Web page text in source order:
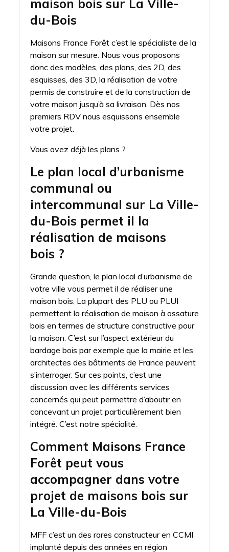
maison bois sur La Ville-
du-Bois
Maisons France Forêt c’est le spécialiste de la
maison sur mesure. Nous vous proposons
donc des modèles, des plans, des 2D, des
esquisses, des 3D, la réalisation de votre
permis de construire et de la construction de
votre maison jusqu’à sa livraison. Dès nos
premiers RDV nous esquissons ensemble
votre projet.
Vous avez déjà les plans ?
Le plan local d’urbanisme
communal ou
intercommunal sur La Ville-
du-Bois permet il la
réalisation de maisons
bois ?
Grande question, le plan local d’urbanisme de
votre ville vous permet il de réaliser une
maison bois. La plupart des PLU ou PLUI
permettent la réalisation de maison à ossature
bois en termes de structure constructive pour
la maison. C’est sur l’aspect extérieur du
bardage bois par exemple que la mairie et les
architectes des bâtiments de France peuvent
s’interroger. Sur ces points, c’est une
discussion avec les différents services
concernés qui peut permettre d’aboutir en
concevant un projet particulièrement bien
intégré. C’est notre spécialité.
Comment Maisons France
Forêt peut vous
accompagner dans votre
projet de maisons bois sur
La Ville-du-Bois
MFF c’est un des rares constructeur en CCMI
implanté depuis des années en région